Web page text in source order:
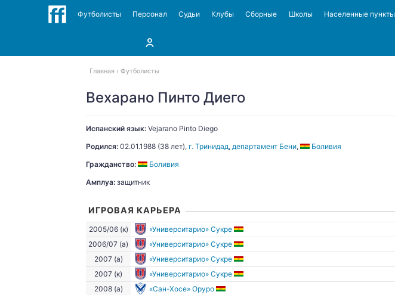
Футболисты Персонал Судьи Клубы Сборные Школы Населенные пункты
Главная Футболисты
Вехарано Пинто Диего
Испанский язык: Vejarano Pinto Diego
Родился: 02.01.1988 (38 лет), г. Тринидад, департамент Бени,
Боливия
Гражданство:
Боливия
Амплуа: защитник
ИГРОВАЯ КАРЬЕРА
2005/06 (к)
«Университарио» Сукре
2006/07 (а)
«Университарио» Сукре
2007 (а)
«Университарио» Сукре
2007 (к)
«Университарио» Сукре
2008 (а)
«Сан-Хосе» Оруро